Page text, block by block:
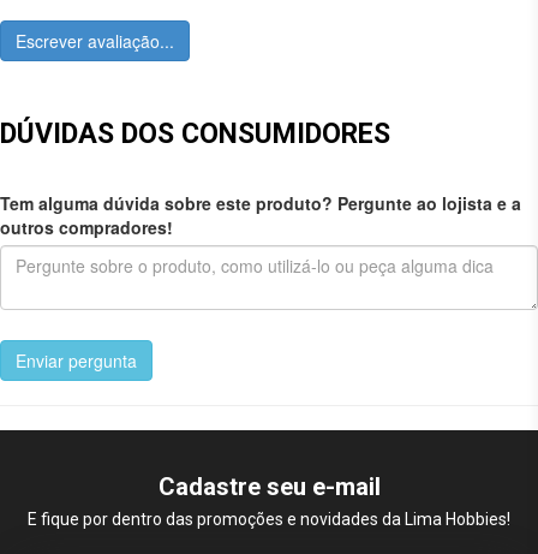
Escrever avaliação...
DÚVIDAS DOS CONSUMIDORES
Tem alguma dúvida sobre este produto? Pergunte ao lojista e a
outros compradores!
Enviar pergunta
Cadastre seu e-mail
E fique por dentro das promoções e novidades da Lima Hobbies!